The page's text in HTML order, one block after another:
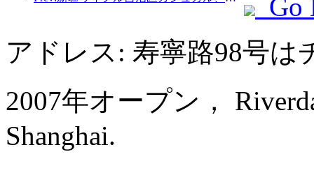
Go
アドレス: 寿寧路98号
2007年オープン，
Shanghai.